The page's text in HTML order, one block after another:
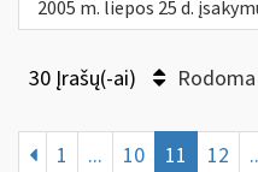
2005 m. liepos 25 d.
30 Įrašų(-ai)
1 ... 10 11 12